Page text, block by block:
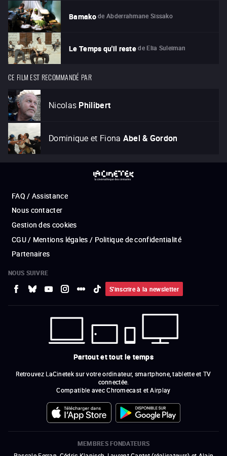
Bamako de Abderrahmane Sissako
Le Temps qu'il reste de Elia Suleiman
CE FILM EST RECOMMANDÉ PAR
Nicolas Philibert
Dominique et Fiona Abel & Gordon
FAQ / Assistance
Nous contacter
Gestion des cookies
CGU / Mentions légales / Politique de confidentialité
Partenaires
NOUS SUIVRE
S'inscrire à la newsletter
Partout et tout le temps
Retrouvez LaCinetek sur votre ordinateur, smartphone, tablette et TV
connectée.
Compatible avec Chromecast et Airplay
MEMBRES FONDATEURS